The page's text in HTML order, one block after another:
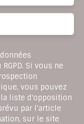
Si vous ne
vous pouvez
liste d'opposition
par l'article
sur le site